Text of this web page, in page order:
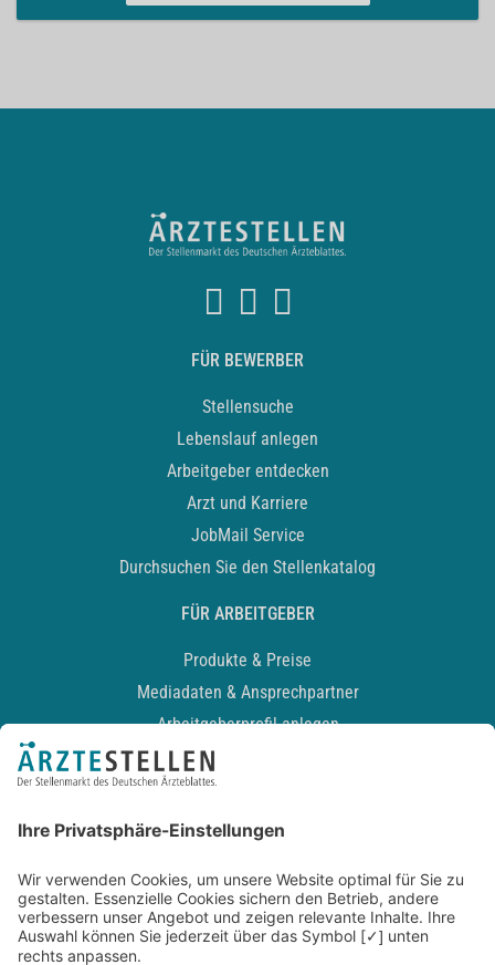
FÜR BEWERBER
Stellensuche
Lebenslauf anlegen
Arbeitgeber entdecken
Arzt und Karriere
JobMail Service
Durchsuchen Sie den Stellenkatalog
FÜR ARBEITGEBER
Produkte & Preise
Mediadaten & Ansprechpartner
Arbeitgeberprofil anlegen
Recruiting-Podcast
Kontakt
Datenschutz
Newsletter